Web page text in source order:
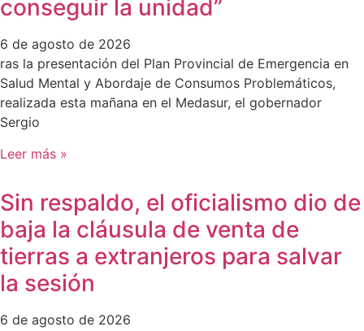
conseguir la unidad”
6 de agosto de 2026
ras la presentación del Plan Provincial de Emergencia en
Salud Mental y Abordaje de Consumos Problemáticos,
realizada esta mañana en el Medasur, el gobernador
Sergio
Leer más »
Sin respaldo, el oficialismo dio de
baja la cláusula de venta de
tierras a extranjeros para salvar
la sesión
6 de agosto de 2026